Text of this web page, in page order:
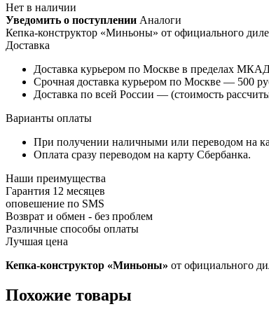
Нет в наличии
Уведомить о поступлении Аналоги
Кепка-конструктор «Миньоны» от официального
Доставка
Доставка курьером по Москве в пределах
Срочная доставка курьером по Москве — 500
Доставка по всей России — (стоимость
Варианты оплаты
При получении наличными или переводом на
Оплата сразу переводом на карту Сбербанка.
Наши преимущества
Гарантия 12 месяцев
оповешение по SMS
Возврат и обмен - без проблем
Различные способы оплаты
Лучшая цена
Кепка-конструктор «Миньоны» от официального
Похожие товары